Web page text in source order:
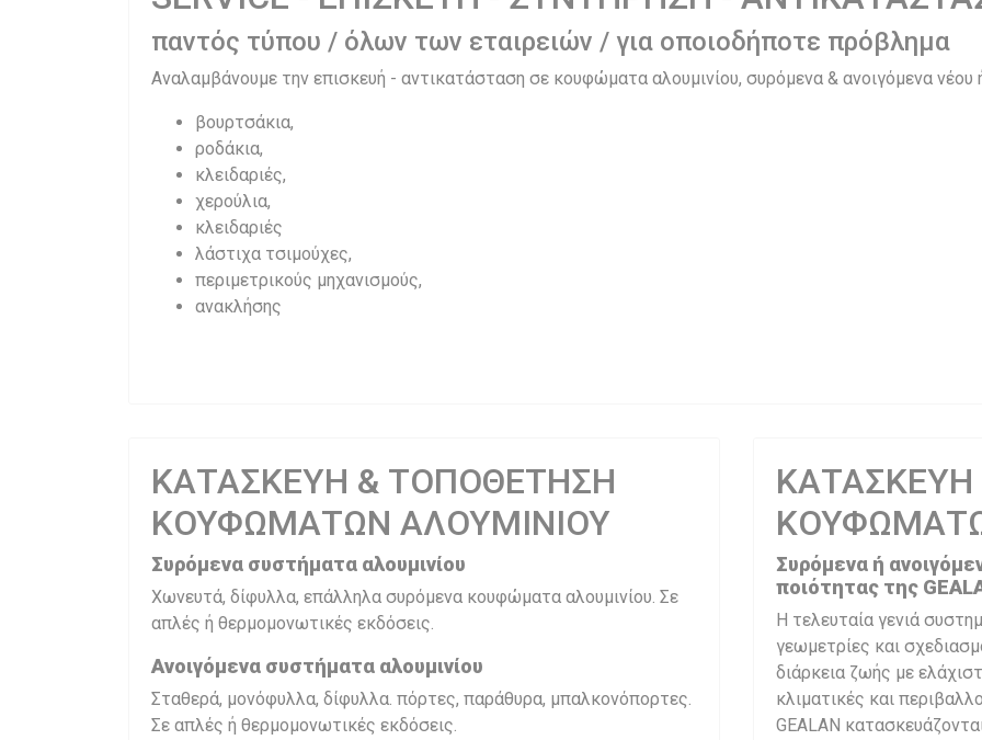
παντός τύπου / όλων των εταιρειών / για οποιοδήποτε πρόβλημα
Αναλαμβάνουμε την επισκευή - αντικατάσταση σε κουφώματα αλουμινίου, συρόμενα & ανοιγόμενα νέου
βουρτσάκια,
ροδάκια,
κλειδαριές,
χερούλια,
κλειδαριές
λάστιχα τσιμούχες,
περιμετρικούς μηχανισμούς,
ανακλήσης
ΚΑΤΑΣΚΕΥΗ & ΤΟΠΟΘΕΤΗΣΗ
ΚΟΥΦΩΜΑΤΩΝ ΑΛΟΥΜΙΝΙΟΥ
Συρόμενα συστήματα αλουμινίου
Χωνευτά, δίφυλλα, επάλληλα συρόμενα κουφώματα αλουμινίου. Σε
απλές ή θερμομονωτικές εκδόσεις.
Ανοιγόμενα συστήματα αλουμινίου
Σταθερά, μονόφυλλα, δίφυλλα. πόρτες, παράθυρα, μπαλκονόπορτες.
Σε απλές ή θερμομονωτικές εκδόσεις.
Συρόμενα ή
ποιότητας της
Η τελευταία γενιά
γεωμετρίες και
διάρκεια ζωής με
κλιματικές και
GEALAN